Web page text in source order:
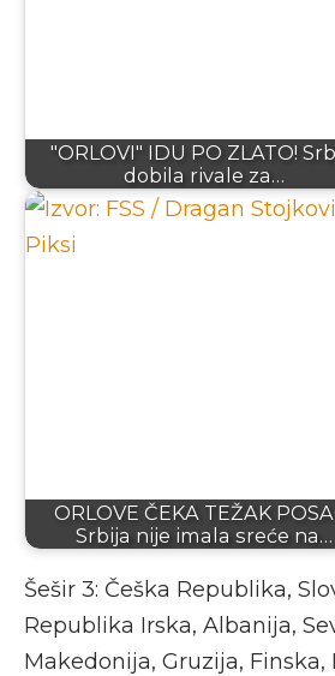
"ORLOVI" IDU PO ZLATO!
dobila rivale za…
ORLOVE ČEKA TEŽAK
Srbija nije imala sreće na…
Šešir 3: Češka Republika,
Republika Irska, Albanija,
Makedonija, Gruzija, Finska,